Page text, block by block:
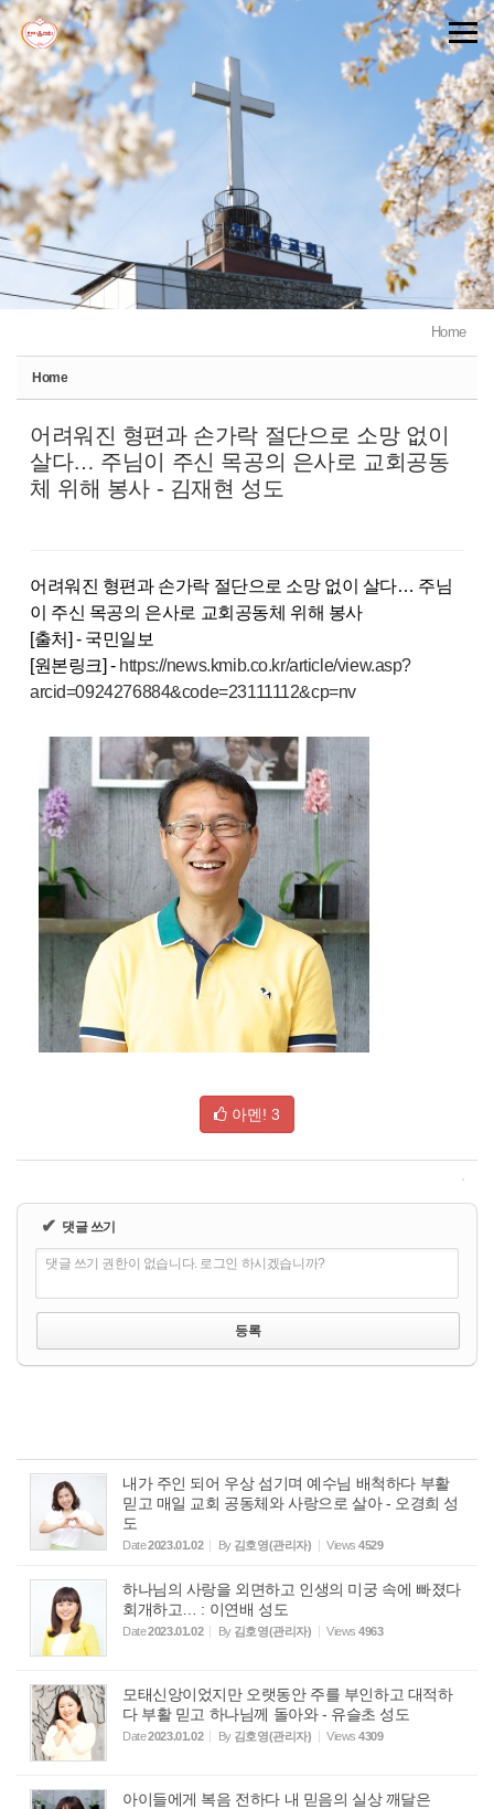
Home
Home
어려워진 형편과 손가락 절단으로 소망 없이
살다… 주님이 주신 목공의 은사로 교회공동
체 위해 봉사 - 김재현 성도
어려워진 형편과 손가락 절단으로 소망 없이 살다… 주님
이 주신 목공의 은사로 교회공동체 위해 봉사
[출처] - 국민일보
[원본링크] - https://news.kmib.co.kr/article/view.asp?
arcid=0924276884&code=23111112&cp=nv
아멘! 3
✔ 댓글 쓰기
댓글 쓰기 권한이 없습니다. 로그인 하시겠습니까?
내가 주인 되어 우상 섬기며 예수님 배척하다 부활
믿고 매일 교회 공동체와 사랑으로 살아 - 오경희 성
도
Date2023.01.02 By 김호영(관리자) Views 4529
하나님의 사랑을 외면하고 인생의 미궁 속에 빠졌다
회개하고… : 이연배 성도
Date2023.01.02 By 김호영(관리자) Views 4963
모태신앙이었지만 오랫동안 주를 부인하고 대적하
다 부활 믿고 하나님께 돌아와 - 유슬초 성도
Date2023.01.02 By 김호영(관리자) Views 4309
아이들에게 복음 전하다 내 믿음의 실상 깨달은